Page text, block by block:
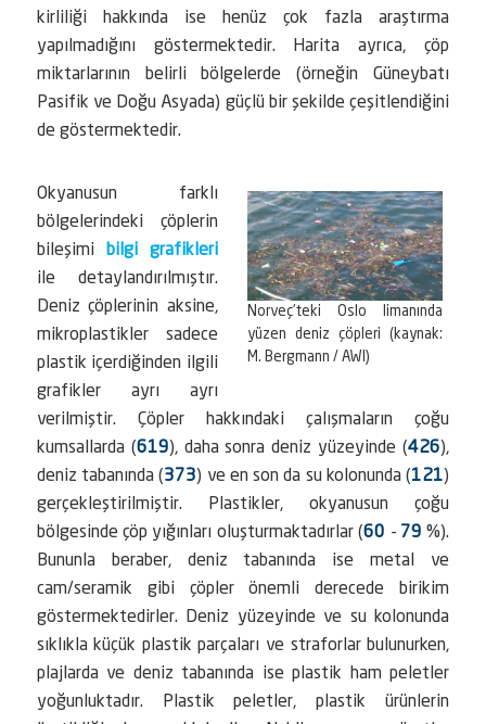
kirliliği hakkında ise henüz çok fazla araştırma
yapılmadığını göstermektedir. Harita ayrıca, çöp
miktarlarının belirli bölgelerde (örneğin Güneybatı
Pasifik ve Doğu Asyada) güçlü bir şekilde çeşitlendiğini
de göstermektedir.
Norveç'teki Oslo limanında
yüzen deniz çöpleri (kaynak:
M. Bergmann / AWI)
Okyanusun farklı
bölgelerindeki çöplerin
bileşimi bilgi grafikleri
ile detaylandırılmıştır.
Deniz çöplerinin aksine,
mikroplastikler sadece
plastik içerdiğinden ilgili
grafikler ayrı ayrı
verilmiştir. Çöpler hakkındaki çalışmaların çoğu
kumsallarda (619), daha sonra deniz yüzeyinde (426),
deniz tabanında (373) ve en son da su kolonunda (121)
gerçekleştirilmiştir. Plastikler, okyanusun çoğu
bölgesinde çöp yığınları oluşturmaktadırlar (60 - 79 %).
Bununla beraber, deniz tabanında ise metal ve
cam/seramik gibi çöpler önemli derecede birikim
göstermektedirler. Deniz yüzeyinde ve su kolonunda
sıklıkla küçük plastik parçaları ve straforlar bulunurken,
plajlarda ve deniz tabanında ise plastik ham peletler
yoğunluktadır. Plastik peletler, plastik ürünlerin